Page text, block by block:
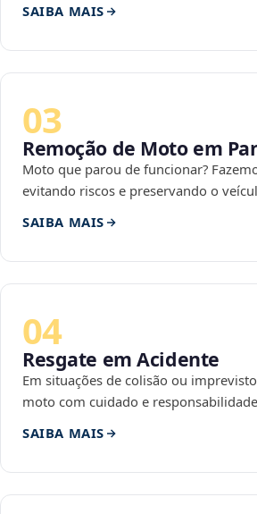
SAIBA MAIS
03
Remoção de Moto em
Moto que parou de funcionar?
evitando riscos e preservando o
SAIBA MAIS
04
Resgate em Acidente
Em situações de colisão ou
moto com cuidado e
SAIBA MAIS